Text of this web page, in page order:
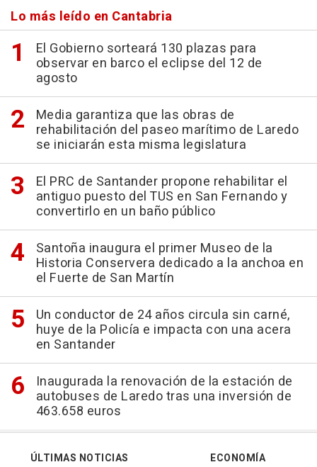
Lo más leído en Cantabria
El Gobierno sorteará 130 plazas para
observar en barco el eclipse del 12 de
agosto
Media garantiza que las obras de
rehabilitación del paseo marítimo de Laredo
se iniciarán esta misma legislatura
El PRC de Santander propone rehabilitar el
antiguo puesto del TUS en San Fernando y
convertirlo en un baño público
Santoña inaugura el primer Museo de la
Historia Conservera dedicado a la anchoa en
el Fuerte de San Martín
Un conductor de 24 años circula sin carné,
huye de la Policía e impacta con una acera
en Santander
Inaugurada la renovación de la estación de
autobuses de Laredo tras una inversión de
463.658 euros
ÚLTIMAS NOTICIAS
ECONOMÍA